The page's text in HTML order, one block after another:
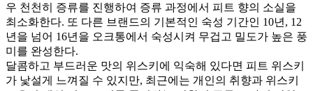
우 천천히 증류를 진행하여 증류 과정에서 피트 향의 소실을
최소화한다. 또 다른 브랜드의 기본적인 숙성 기간인 10년, 12
년을 넘어 16년을 오크통에서 숙성시켜 무겁고 밀도가 높은 풍
미를 완성한다.
달콤하고 부드러운 맛의 위스키에 익숙해 있다면 피트 위스키
가 낯설게 느껴질 수 있지만, 최근에는 개인의 취향과 위스키